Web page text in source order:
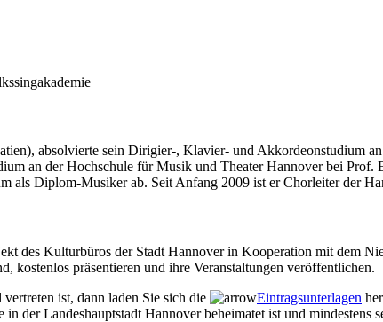
absolvierte sein Dirigier-, Klavier- und Akkordeonstudium
an der Hochschule für Musik und Theater Hannover bei
als Diplom-Musiker ab. Seit Anfang 2009 ist er Chorleiter der
des Kulturbüros der Stadt Hannover in Kooperation mit dem
kostenlos präsentieren und ihre Veranstaltungen veröffentlichen.
ist, dann laden Sie sich die
Eintragsunterlagen
der Landeshauptstadt Hannover beheimatet ist und